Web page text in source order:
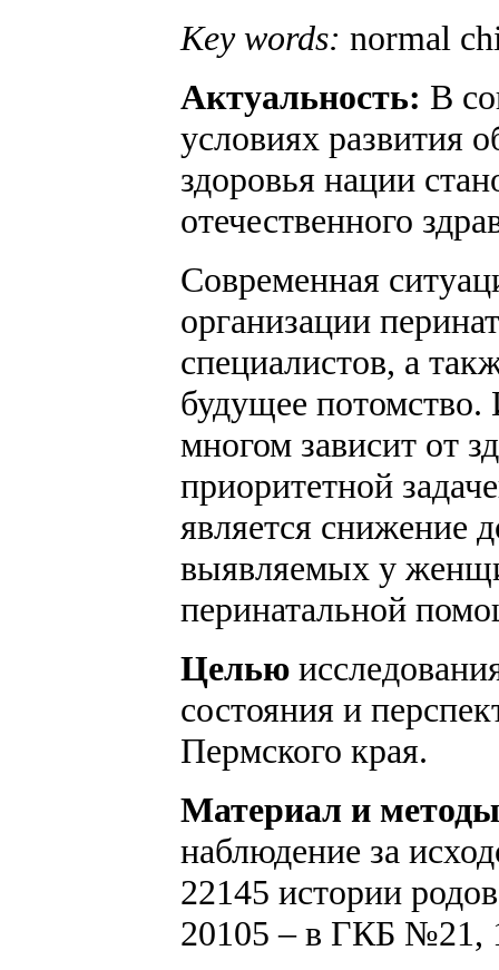
Key words: normal
Актуальность: В
условиях развития
здоровья нации
отечественного
Современная
организации
специалистов, а
будущее потомство.
многом зависит от
приоритетной
является снижение
выявляемых у
перинатальной
Целью
состояния и
Пермского края.
Материал и
наблюдение за
22145 истории
20105 – в ГКБ